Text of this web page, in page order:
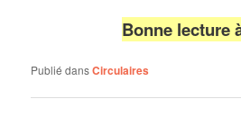
Bonne lecture
Publié dansCirculaires